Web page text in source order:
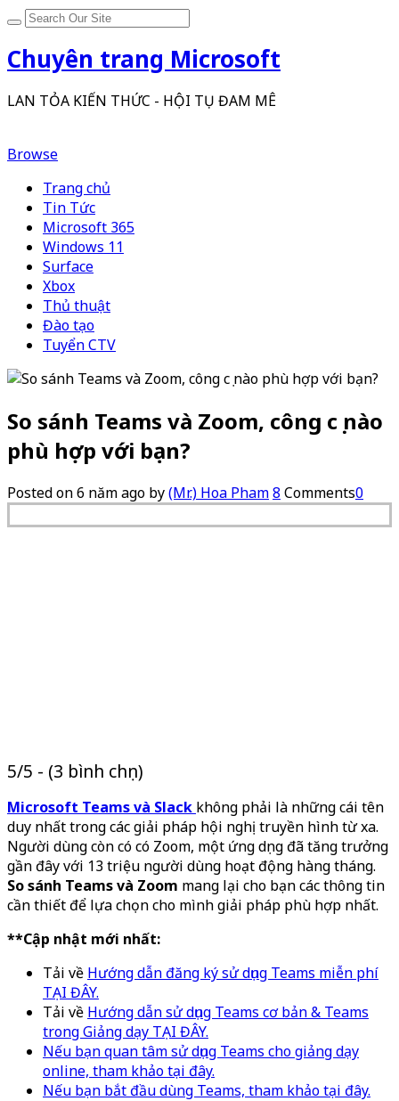
Chuyên trang Microsoft
LAN TỎA KIẾN THỨC - HỘI TỤ ĐAM MÊ
Browse
Trang chủ
Tin Tức
Microsoft 365
Windows 11
Surface
Xbox
Thủ thuật
Đào tạo
Tuyển CTV
So sánh Teams và Zoom, công cụ nào
phù hợp với bạn?
Posted on6 năm ago by(Mr.) Hoa Pham8 Comments0
5/5 - (3 bình chọn)
Microsoft Teams và Slack không phải là những cái tên
duy nhất trong các giải pháp hội nghị truyền hình từ xa.
Người dùng còn có có Zoom, một ứng dụng đã tăng trưởng
gần đây với 13 triệu người dùng hoạt động hàng tháng.
So sánh Teams và Zoom mang lại cho bạn các thông tin
cần thiết để lựa chọn cho mình giải pháp phù hợp nhất.
**Cập nhật mới nhất:
Tải về Hướng dẫn đăng ký sử dụng Teams miễn phí
TẠI ĐÂY.
Tải về Hướng dẫn sử dụng Teams cơ bản & Teams
trong Giảng dạy TẠI ĐÂY.
Nếu bạn quan tâm sử dụng Teams cho giảng dạy
online, tham khảo tại đây.
Nếu bạn bắt đầu dùng Teams, tham khảo tại đây.